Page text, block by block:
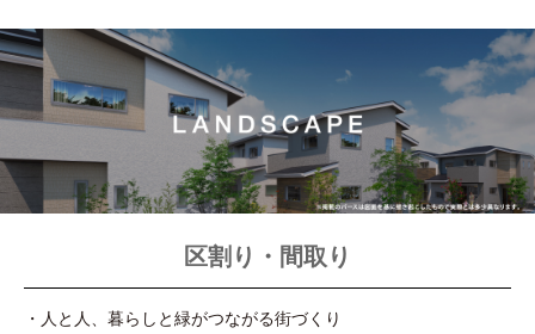
区割り・間取り
・人と人、暮らしと緑がつながる街づくり